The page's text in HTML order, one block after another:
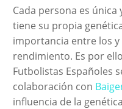
Cada persona es
tiene su propia
importancia entre los
rendimiento. Es por
Futbolistas Españoles
colaboración con
influencia de la